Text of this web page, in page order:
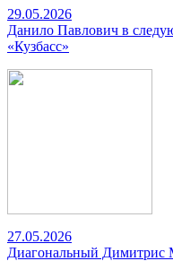
29.05.2026
Данило Павлович в
«Кузбасс»
27.05.2026
Диагональный Димитрис